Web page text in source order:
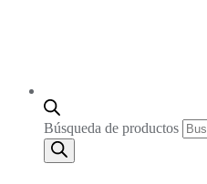
Búsqueda de productos